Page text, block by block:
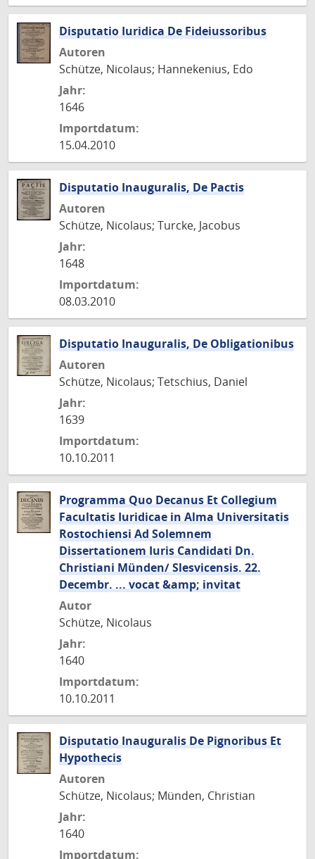
Disputatio Iuridica De Fideiussoribus
Autoren
Schütze, Nicolaus; Hannekenius, Edo
Jahr:
1646
Importdatum:
15.04.2010
Disputatio Inauguralis, De Pactis
Autoren
Schütze, Nicolaus; Turcke, Jacobus
Jahr:
1648
Importdatum:
08.03.2010
Disputatio Inauguralis, De Obligationibus
Autoren
Schütze, Nicolaus; Tetschius, Daniel
Jahr:
1639
Importdatum:
10.10.2011
Programma Quo Decanus Et Collegium
Facultatis Iuridicae in Alma Universitatis
Rostochiensi Ad Solemnem
Dissertationem Iuris Candidati Dn.
Christiani Münden/ Slesvicensis. 22.
Decembr. ... vocat &amp; invitat
Autor
Schütze, Nicolaus
Jahr:
1640
Importdatum:
10.10.2011
Disputatio Inauguralis De Pignoribus Et
Hypothecis
Autoren
Schütze, Nicolaus; Münden, Christian
Jahr:
1640
Importdatum: